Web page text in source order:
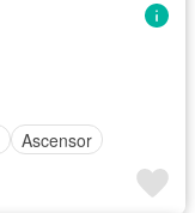
Ascensor